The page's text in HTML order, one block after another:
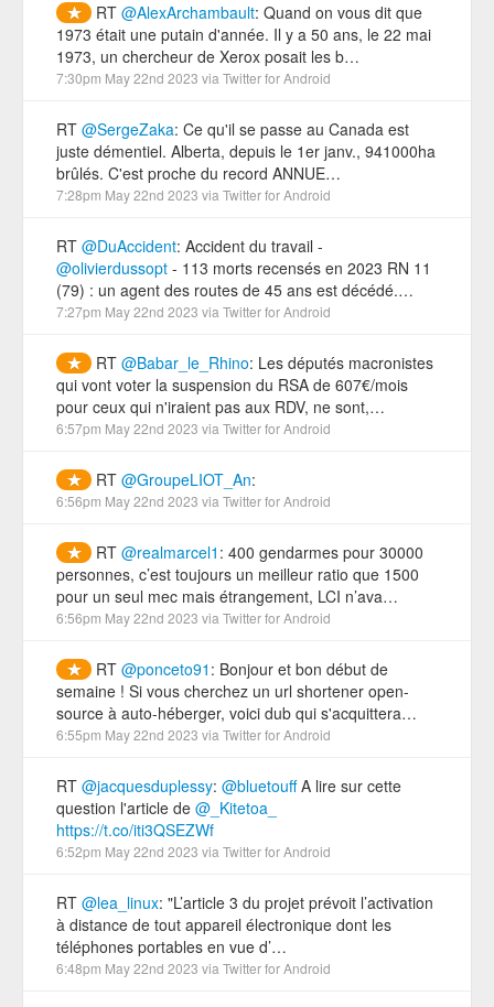
RT @AlexArchambault: Quand on vous dit que
1973 était une putain d'année. Il y a 50 ans, le 22 mai
1973, un chercheur de Xerox posait les b…
7:30pm May 22nd 2023 via Twitter for Android
RT @SergeZaka: Ce qu'il se passe au Canada est
juste démentiel. Alberta, depuis le 1er janv., 941000ha
brûlés. C'est proche du record ANNUE…
7:28pm May 22nd 2023 via Twitter for Android
RT @DuAccident: Accident du travail -
@olivierdussopt - 113 morts recensés en 2023 RN 11
(79) : un agent des routes de 45 ans est décédé.…
7:27pm May 22nd 2023 via Twitter for Android
RT @Babar_le_Rhino: Les députés macronistes
qui vont voter la suspension du RSA de 607€/mois
pour ceux qui n'iraient pas aux RDV, ne sont,…
6:57pm May 22nd 2023 via Twitter for Android
RT @GroupeLIOT_An:
6:56pm May 22nd 2023 via Twitter for Android
RT @realmarcel1 : 400 gendarmes pour 30000
personnes, c’est toujours un meilleur ratio que 1500
pour un seul mec mais étrangement, LCI n’ava…
6:56pm May 22nd 2023 via Twitter for Android
RT @ponceto91 : Bonjour et bon début de
semaine ! Si vous cherchez un url shortener open-
source à auto-héberger, voici dub qui s'acquittera…
6:55pm May 22nd 2023 via Twitter for Android
RT @jacquesduplessy: @bluetouffA lire sur cette
question l'article de @_Kitetoa_
https://t.co/iti3QSEZWf
6:52pm May 22nd 2023 via Twitter for Android
RT @lea_linux: "L’article 3 du projet prévoit l’activation
à distance de tout appareil électronique dont les
téléphones portables en vue d’…
6:48pm May 22nd 2023 via Twitter for Android